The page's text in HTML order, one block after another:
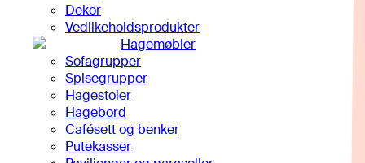
Dekor
Vedlikeholdsprodukter
Hagemøbler
Sofagrupper
Spisegrupper
Hagestoler
Hagebord
Cafésett og benker
Putekasser